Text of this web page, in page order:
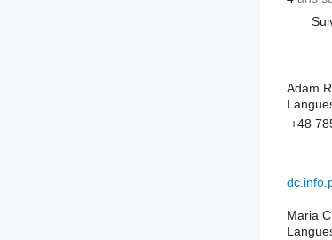
Adam
+48
Maria